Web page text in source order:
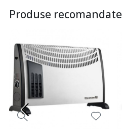
Produse recomandate